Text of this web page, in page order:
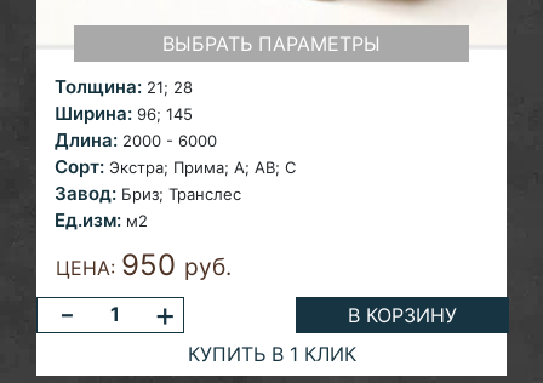
ВЫБРАТЬ ПАРАМЕТРЫ
Толщина: 21; 28
Ширина: 96; 145
Длина: 2000 - 6000
Сорт: Экстра; Прима; A; AB; С
Завод: Бриз; Транслес
Ед.изм: м2
ЦЕНА: 950 руб.
- +
В КОРЗИНУ
КУПИТЬ В 1 КЛИК